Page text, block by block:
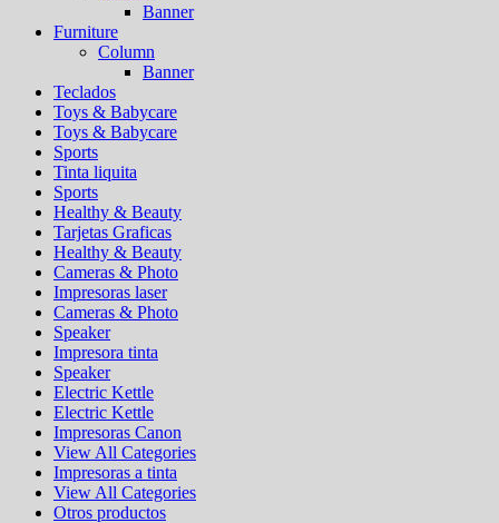
Banner
Furniture
Column
Banner
Teclados
Toys & Babycare
Toys & Babycare
Sports
Tinta liquita
Sports
Healthy & Beauty
Tarjetas Graficas
Healthy & Beauty
Cameras & Photo
Impresoras laser
Cameras & Photo
Speaker
Impresora tinta
Speaker
Electric Kettle
Electric Kettle
Impresoras Canon
View All Categories
Impresoras a tinta
View All Categories
Otros productos